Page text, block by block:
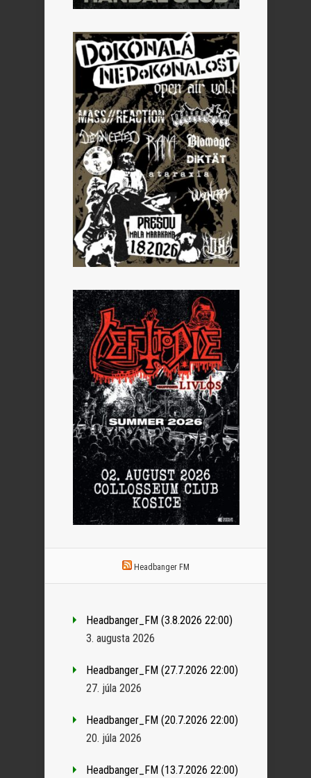
Headbanger FM
Headbanger_FM (3.8.2026 22:00)
3. augusta 2026
Headbanger_FM (27.7.2026 22:00)
27. júla 2026
Headbanger_FM (20.7.2026 22:00)
20. júla 2026
Headbanger_FM (13.7.2026 22:00)